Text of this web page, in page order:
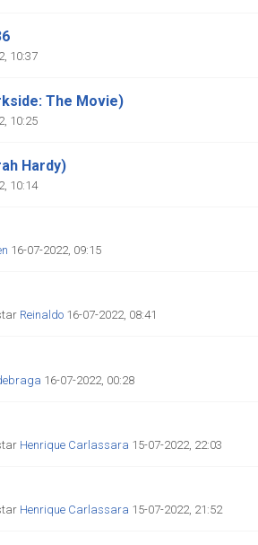
10:37
The Movie)
10:25
Hardy)
10:14
16-07-2022, 09:15
Reinaldo 16-07-2022, 08:41
16-07-2022, 00:28
Henrique Carlassara 15-07-2022, 22:03
Henrique Carlassara 15-07-2022, 21:52